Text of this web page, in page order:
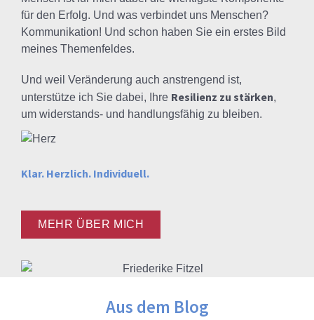
für den Erfolg. Und was verbindet uns Menschen?
Kommunikation! Und schon haben Sie ein erstes Bild
meines Themenfeldes.
Und weil Veränderung auch anstrengend ist,
unterstütze ich Sie dabei, Ihre Resilienz zu stärken,
um widerstands- und handlungsfähig zu bleiben.
Klar. Herzlich. Individuell.
MEHR ÜBER MICH
Aus dem Blog